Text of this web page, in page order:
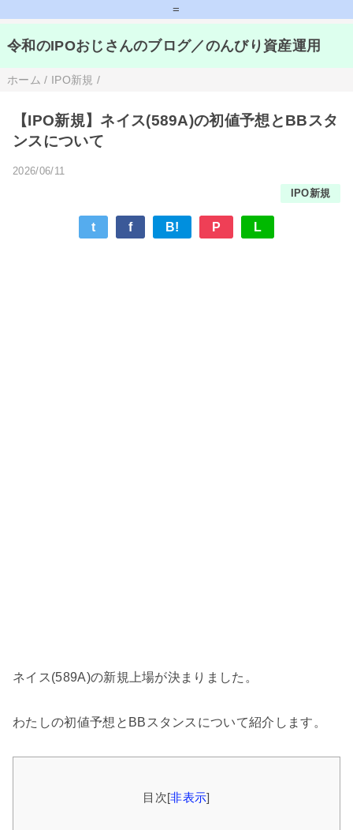
=
令和のIPOおじさんのブログ／のんびり資産運用
ホーム / IPO新規 /
【IPO新規】ネイス(589A)の初値予想とBBスタ
ンスについて
2026/06/11
IPO新規
t f B! P L
ネイス(589A)の新規上場が決まりました。
わたしの初値予想とBBスタンスについて紹介します。
目次[非表示]